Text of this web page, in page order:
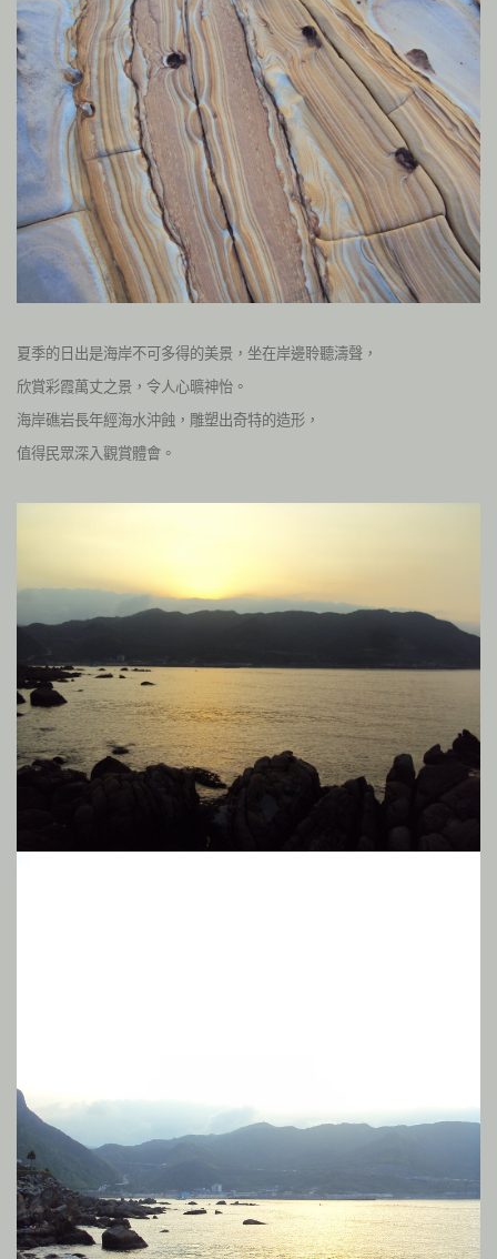
夏季的日出是海岸不可多得的美景，坐在岸邊聆聽濤聲，
欣賞彩霞萬丈之景，令人心曠神怡。
海岸礁岩長年經海水沖蝕，雕塑出奇特的造形，
值得民眾深入觀賞體會。